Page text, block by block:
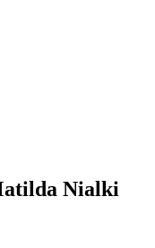
Nialki